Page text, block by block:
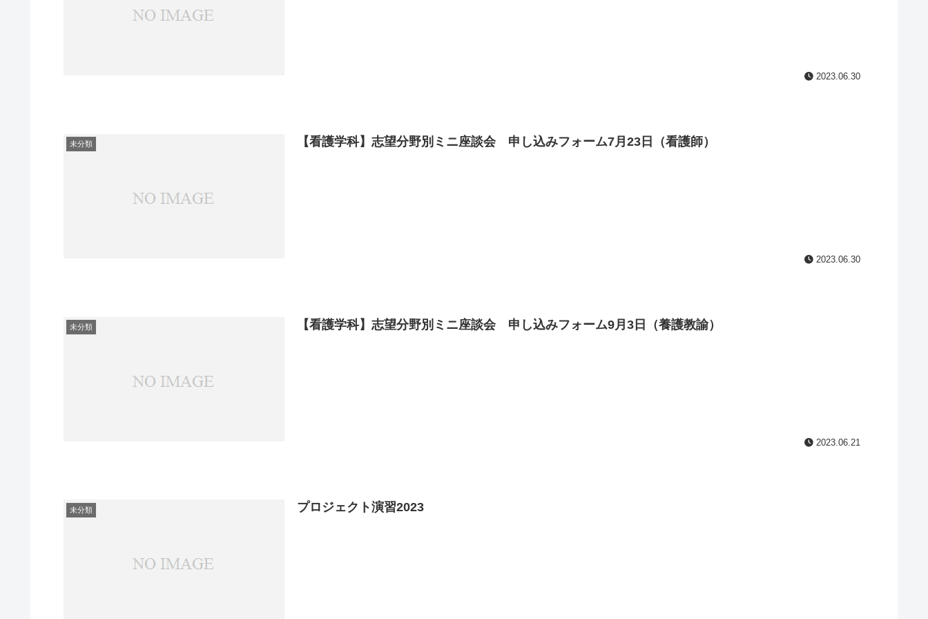
2023.06.30
未分類 【看護学科】志望分野別ミニ座談会 申し込みフォーム7月23日（看護師）
2023.06.30
未分類 【看護学科】志望分野別ミニ座談会 申し込みフォーム9月3日（養護教諭）
2023.06.21
未分類 プロジェクト演習2023